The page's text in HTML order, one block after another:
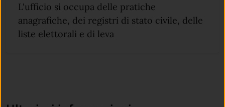
L'ufficio si occupa delle pratiche
anagrafiche, dei registri di stato civile, delle
liste elettorali e di leva